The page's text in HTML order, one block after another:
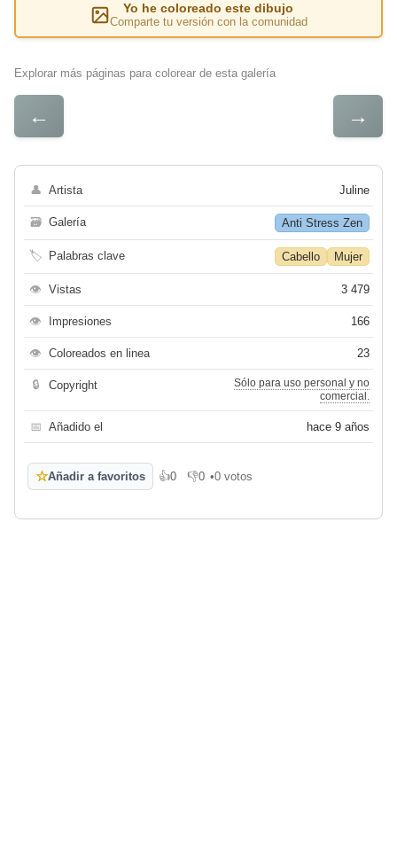
Yo he coloreado este dibujo
Comparte tu versión con la comunidad
Explorar más páginas para colorear de esta galería
← →
👤 Artista Juline
🗃 Galería Anti Stress Zen
🏷 Palabras clave Cabello Mujer
👁 Vistas 3 479
👁 Impresiones 166
👁 Coloreados en linea 23
🔒 Copyright
Sólo para uso personal y no
comercial.
📅 Añadido el hace 9 años
☆Añadir a favoritos 👍0
Me gusta
👎0
No me gusta
•0 votos